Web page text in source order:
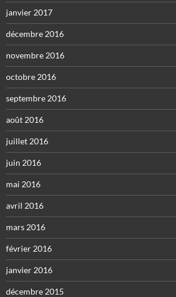
janvier 2017
décembre 2016
novembre 2016
octobre 2016
septembre 2016
août 2016
juillet 2016
juin 2016
mai 2016
avril 2016
mars 2016
février 2016
janvier 2016
décembre 2015